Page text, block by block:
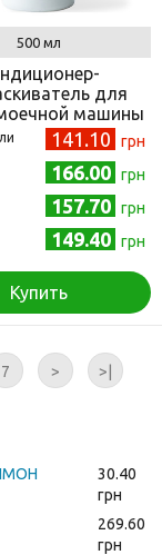
500 мл
для
машины
500 мл
141.10 грн
166.00 грн
157.70 грн
149.40 грн
Купить
7 > >|
30.40
грн
269.60
грн